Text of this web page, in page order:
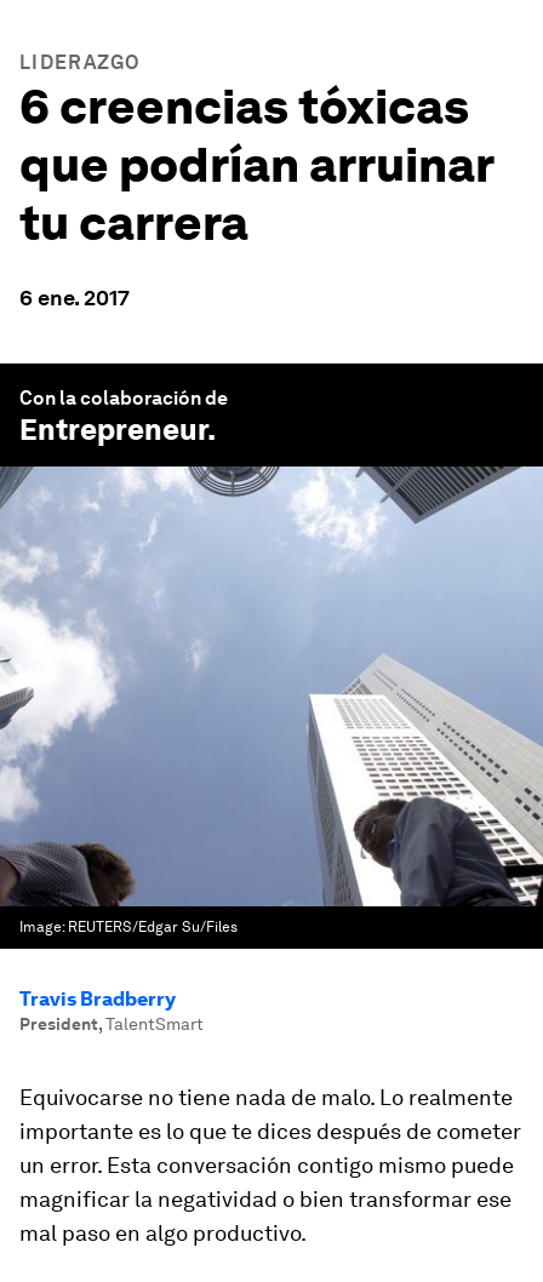
LIDERAZGO
6 creencias tóxicas
que podrían arruinar
tu carrera
6 ene. 2017
Con la colaboración de
Entrepreneur.
Image: REUTERS/Edgar Su/Files
Travis Bradberry
President,TalentSmart
Equivocarse no tiene nada de malo. Lo realmente
importante es lo que te dices después de cometer
un error. Esta conversación contigo mismo puede
magnificar la negatividad o bien transformar ese
mal paso en algo productivo.